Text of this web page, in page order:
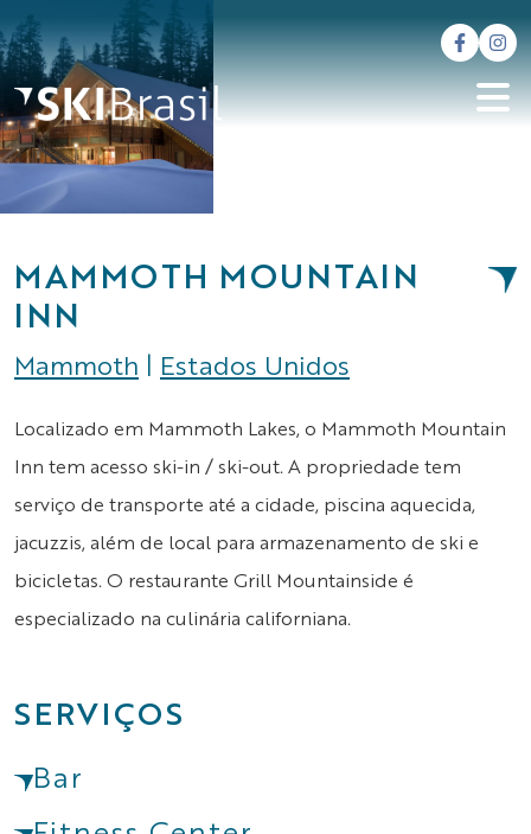
MAMMOTH MOUNTAIN
INN
Mammoth Estados Unidos
Localizado em Mammoth Lakes, o Mammoth Mountain
Inn tem acesso ski-in / ski-out. A propriedade tem
serviço de transporte até a cidade, piscina aquecida,
jacuzzis, além de local para armazenamento de ski e
bicicletas. O restaurante Grill Mountainside é
especializado na culinária californiana.
SERVIÇOS
Bar